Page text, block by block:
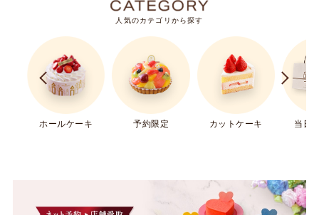
人気のカテゴリから探す
ホールケーキ 予約限定 カットケーキ 当日